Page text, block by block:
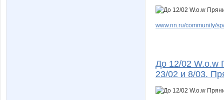
www.nn.ru/community/
До 12/02 W.о.w
23/02 и 8/03.